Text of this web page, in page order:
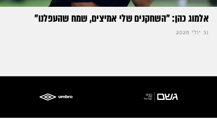
אלמוג כהן: "השחקנים שלי אמיצים, שמח שהעפלנו"
31 יולי 2026